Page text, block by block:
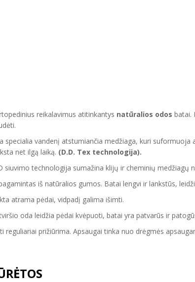
reikalavimus atitinkantys natūralios odos batai.
specialia vandenį atstumiančia medžiaga, kuri
net ilgą laiką. (D.D. Tex technologija).
siuvimo technologija sumažina klijų ir cheminių medžiagų
iš natūralios gumos. Batai lengvi ir lankstūs,
atrama pėdai, vidpadį galima išimti.
oda leidžia pėdai kvėpuoti, batai yra patvarūs ir
reguliariai prižiūrima. Apsaugai tinka nuo drėgmės